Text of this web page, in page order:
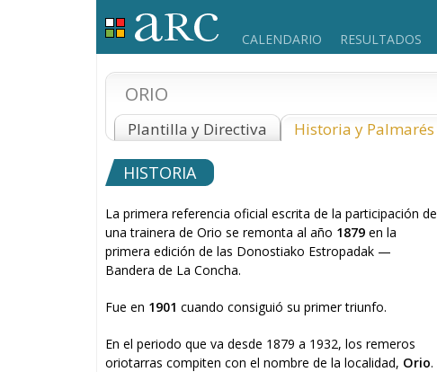
CALENDARIO RESULTADOS
ORIO
Plantilla y Directiva Historia y Palmarés
HISTORIA
La primera referencia oficial escrita de la participación de
una trainera de Orio se remonta al año 1879 en la
primera edición de las Donostiako Estropadak —
Bandera de La Concha.
Fue en 1901 cuando consiguió su primer triunfo.
En el periodo que va desde 1879 a 1932, los remeros
oriotarras compiten con el nombre de la localidad, Orio.